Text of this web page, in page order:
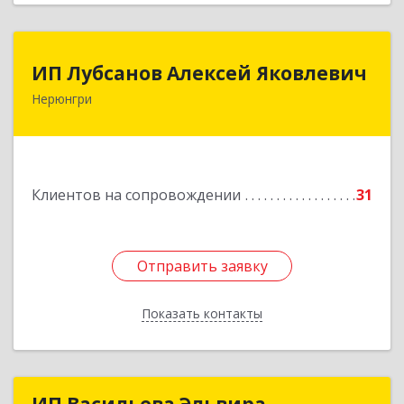
ИП Лубсанов Алексей Яковлевич
Нерюнгри
Клиентов на сопровождении 31
Отправить заявку
Показать контакты
ИП Лубсанов Алексей Яковлевич
675002, Амурская область, г. Благовещенск, ул.
Отправить заявку
Назад